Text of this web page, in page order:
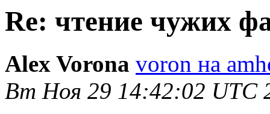
Re: чтение чужих
Alex Vorona voron на
Вт Ноя 29 14:42:02 UTC